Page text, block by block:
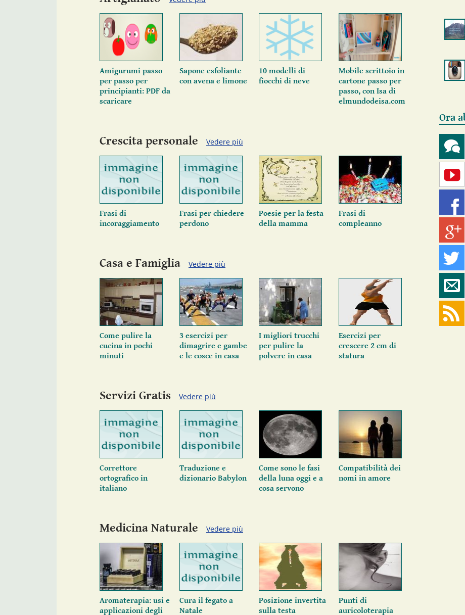
Amigurumi passo
per passo per
principianti: PDF da
scaricare
Sapone esfoliante
con avena e limone
10 modelli di
fiocchi di neve
Mobile scrittoio in
cartone passo per
passo, con Isa di
elmundodeisa.com
Crescita personale Vedere più
Frasi di
incoraggiamento
Frasi per chiedere
perdono
Poesie per la festa
della mamma
Frasi di
compleanno
Casa e Famiglia Vedere più
Come pulire la
cucina in pochi
minuti
3 esercizi per
dimagrire e gambe
e le cosce in casa
I migliori trucchi
per pulire la
polvere in casa
Esercizi per
crescere 2 cm di
statura
Servizi Gratis Vedere più
Correttore
ortografico in
italiano
Traduzione e
dizionario Babylon
Come sono le fasi
della luna oggi e a
cosa servono
Compatibilità dei
nomi in amore
Medicina Naturale Vedere più
Aromaterapia: usi e
applicazioni degli
Cura il fegato a
Natale
Posizione invertita
sulla testa
Punti di
auricoloterapia
Ora